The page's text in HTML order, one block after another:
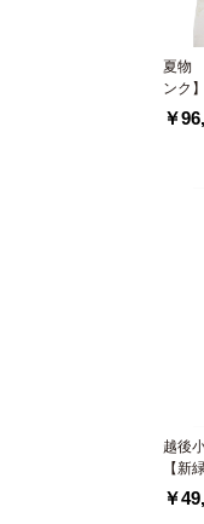
夏物
ンク】
￥
越後
【新
￥